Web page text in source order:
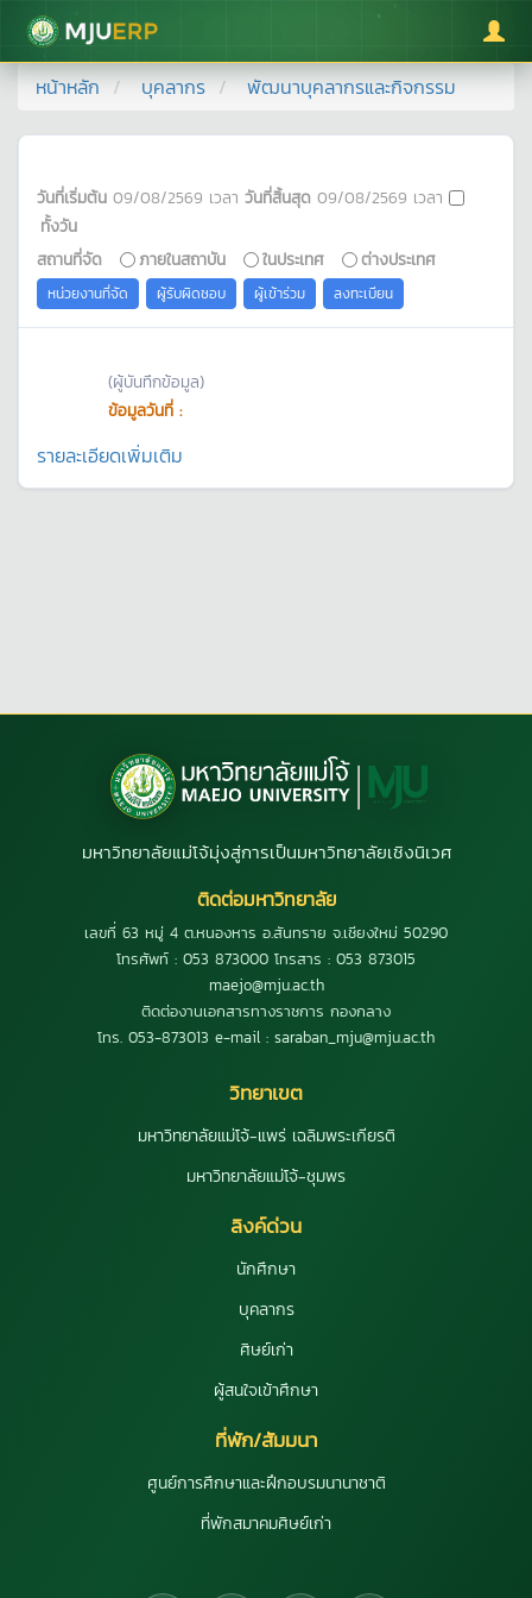
มหาวิทยาลัยแม่โจ้
หน้าหลัก บุคลากร พัฒนาบุคลากรและกิจกรรม
วันที่เริ่มต้น 09/08/2569 เวลา วันที่สิ้นสุด 09/08/2569 เวลา
ทั้งวัน
สถานที่จัด
ภายในสถาบัน ในประเทศ ต่างประเทศ
หน่วยงานที่จัด ผู้รับผิดชอบ ผู้เข้าร่วม ลงทะเบียน
(ผู้บันทึกข้อมูล)
ข้อมูลวันที่ :
รายละเอียดเพิ่มเติม
มหาวิทยาลัยแม่โจ้มุ่งสู่การเป็นมหาวิทยาลัยเชิงนิเวศ
ติดต่อมหาวิทยาลัย
เลขที่ 63 หมู่ 4 ต.หนองหาร อ.สันทราย จ.เชียงใหม่ 50290
โทรศัพท์ : 053 873000 โทรสาร : 053 873015
maejo@mju.ac.th
ติดต่องานเอกสารทางราชการ กองกลาง
โทร. 053-873013 e-mail : saraban_mju@mju.ac.th
วิทยาเขต
มหาวิทยาลัยแม่โจ้-แพร่ เฉลิมพระเกียรติ
มหาวิทยาลัยแม่โจ้-ชุมพร
ลิงค์ด่วน
นักศึกษา
บุคลากร
ศิษย์เก่า
ผู้สนใจเข้าศึกษา
ที่พัก/สัมมนา
ศูนย์การศึกษาและฝึกอบรมนานาชาติ
ที่พักสมาคมศิษย์เก่า